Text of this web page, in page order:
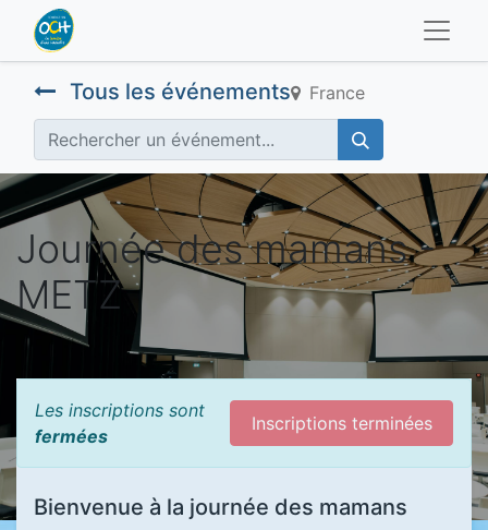
Tous les événements France
Journée des mamans -
METZ
Les inscriptions sont
fermées
Inscriptions terminées
Bienvenue à la journée des mamans